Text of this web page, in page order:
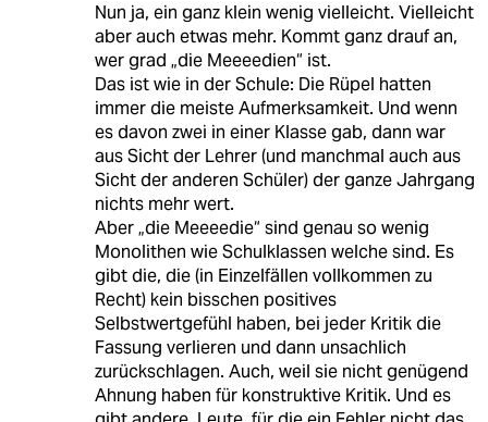
Nun ja, ein ganz klein wenig vielleicht. Vielleicht
aber auch etwas mehr. Kommt ganz drauf an,
wer grad „die Meeeedien“ ist.
Das ist wie in der Schule: Die Rüpel hatten
immer die meiste Aufmerksamkeit. Und wenn
es davon zwei in einer Klasse gab, dann war
aus Sicht der Lehrer (und manchmal auch aus
Sicht der anderen Schüler) der ganze Jahrgang
nichts mehr wert.
Aber „die Meeeedie“ sind genau so wenig
Monolithen wie Schulklassen welche sind. Es
gibt die, die (in Einzelfällen vollkommen zu
Recht) kein bisschen positives
Selbstwertgefühl haben, bei jeder Kritik die
Fassung verlieren und dann unsachlich
zurückschlagen. Auch, weil sie nicht genügend
Ahnung haben für konstruktive Kritik. Und es